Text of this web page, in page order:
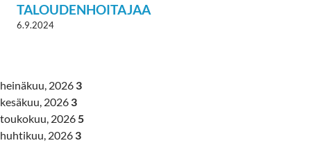
TALOUDENHOITAJAA
6.9.2024
heinäkuu, 2026 3
kesäkuu, 2026 3
toukokuu, 2026 5
huhtikuu, 2026 3